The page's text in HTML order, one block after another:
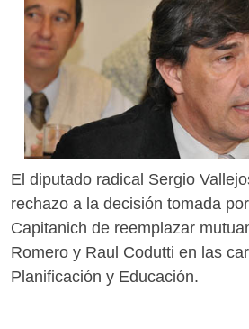
El diputado radical Sergio
rechazo a la decisión tomada
Capitanich de reemplazar
Romero y Raul Codutti en las
Planificación y Educación.